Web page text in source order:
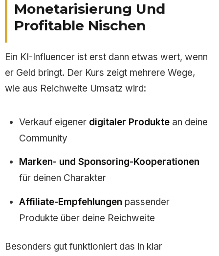
Monetarisierung Und
Profitable Nischen
Ein KI-Influencer ist erst dann etwas wert, wenn
er Geld bringt. Der Kurs zeigt mehrere Wege,
wie aus Reichweite Umsatz wird:
Verkauf eigener digitaler Produktean deine
Community
Marken- und Sponsoring-Kooperationen
für deinen Charakter
Affiliate-Empfehlungen passender
Produkte über deine Reichweite
Besonders gut funktioniert das in klar